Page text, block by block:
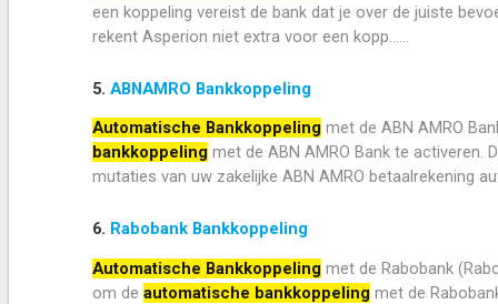
een koppeling vereist de bank dat je over de juiste
rekent Asperion niet extra voor een kopp......
5. ABNAMRO Bankkoppeling
Automatische Bankkoppeling met de ABN AMRO
bankkoppeling met de ABN AMRO Bank te activeren.
mutaties van uw zakelijke ABN AMRO betaalrekening
6. Rabobank Bankkoppeling
Automatische Bankkoppeling met de Rabobank
om de automatische bankkoppeling met de